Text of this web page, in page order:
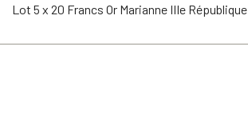
Lot 5 x 20 Francs Or Marianne IIIe République